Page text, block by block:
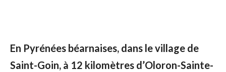
En Pyrénées béarnaises, dans le village de
Saint-Goin, à 12 kilomètres d’Oloron-Sainte-